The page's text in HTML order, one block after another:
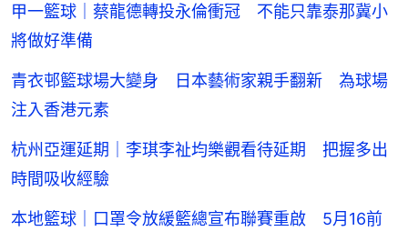
甲一籃球｜蔡龍德轉投永倫衝冠 不能只靠泰那冀小
將做好準備
青衣邨籃球場大變身 日本藝術家親手翻新 為球場
注入香港元素
杭州亞運延期｜李琪李祉均樂觀看待延期 把握多出
時間吸收經驗
本地籃球｜口罩令放緩籃總宣布聯賽重啟 5月16前